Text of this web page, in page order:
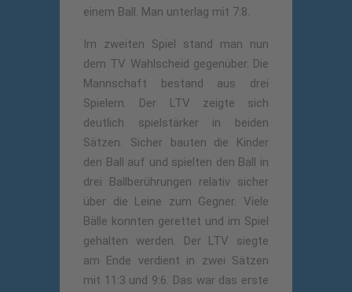
einem Ball. Man unterlag mit 7:8.
Im zweiten Spiel stand man nun
dem TV Wahlscheid gegenüber. Die
Mannschaft bestand aus drei
Spielern. Der LTV zeigte sich
deutlich spielstärker in beiden
Sätzen. Sicher bauten die Kinder
den Ball auf und spielten den Ball in
drei Ballberührungen relativ sicher
über die Leine zum Gegner. Viele
Bälle konnten gerettet und im Spiel
gehalten werden. Der LTV siegte
am Ende verdient in zwei Sätzen
mit 11:3 und 9:6. Das war das erste